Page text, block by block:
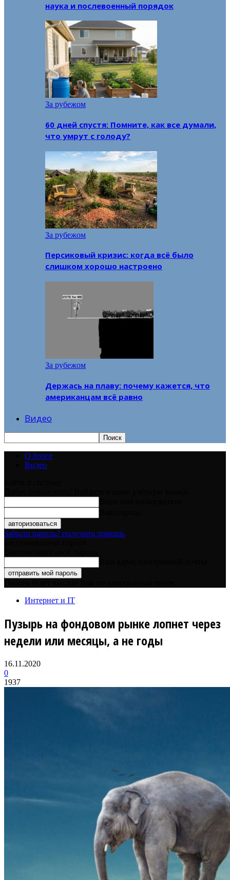
наука и послевоенный порядок
За рубежом
60 дней спустя: Помните, как все думали,
что умрут с голоду?
За рубежом
Персиковый кризис: когда всё было
слишком хорошо настроено
За рубежом
Держась на плаву: почему кажется, что
американцам всё равно
Видео
О блоге
Видео
Забыли пароль? получить помощь
Интернет и IT
Пузырь на фондовом рынке лопнет через
недели или месяцы, а не годы
16.11.2020
0
1937